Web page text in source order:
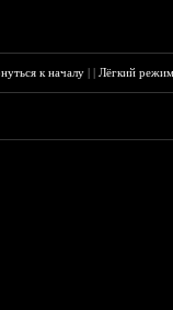
к началу ||Лёгкий